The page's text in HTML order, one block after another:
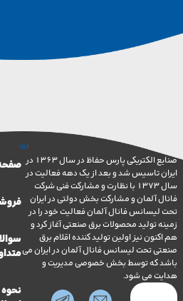
صنایع الکتریکی پارس حفاظ در سال 1363 در
شد و بعد از یک دهه فعالیت در
سال 1373 با نظارت و مشارکت فنی شرکت
و مشارکت بخش دولتی در ایران
فانال آلمان فعالیت خود را در
محصولات برق صنعتی آغاز کرد و
نیز اولین تولید کننده اقلام برق
لیسانس فانال آلمان در ایران می
توسط بخش خصوصی مدیریت و
می شود.
صفحه اصلی
فروشگاه
سوالات
متداول
نحوه خرید و